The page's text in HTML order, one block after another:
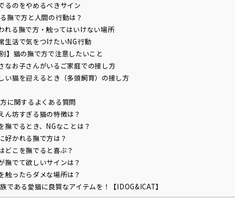
るのをやめるべきサイン
撫で方と人間の行動は？
れる撫で方・触ってはいけない場所
生活で気をつけたいNG行動
】猫の撫で方で注意したいこと
なお子さんがいるご家庭での接し方
い猫を迎えるとき（多頭飼育）の接し方
に関するよくある質問
ん坊すぎる猫の特徴は？
撫でるとき、NGなことは？
好かれる撫で方は？
どこを撫でると喜ぶ？
撫でて欲しいサインは？
触ったらダメな場所は？
である愛猫に良質なアイテムを！【IDOG&ICAT】